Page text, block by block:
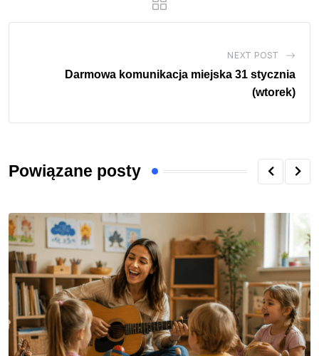
NEXT POST
Darmowa komunikacja miejska 31 stycznia
(wtorek)
Powiązane posty